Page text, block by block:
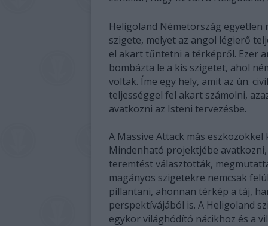
Heligoland Németország egyetlen
szigete, melyet az angol légierő
el akart tűntetni a térképről. Ezer
bombázta le a kis szigetet, ahol
voltak. Íme egy hely, amit az ún.
teljességgel fel akart számolni,
avatkozni az Isteni tervezésbe.
A Massive Attack más eszközökkel
Mindenható projektjébe avatkozni,
teremtést választották,
magányos szigetekre nemcsak
pillantani, ahonnan térkép a táj,
perspektívájából is. A Heligoland
egykor világhódító nácikhoz és a